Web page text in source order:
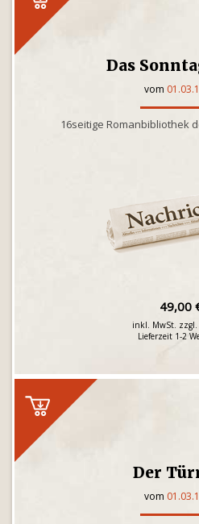
Das
vom
16seitige Romanbibliothek
49,00
inkl. MwSt. zzgl.
Lieferzeit 1-2
Der
vom